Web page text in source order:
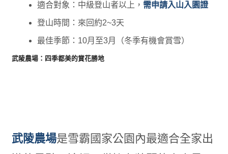
適合對象：中級登山者以上， 需申請入山入園證
登山時間：來回約2~3天
最佳季節：10月至3月（冬季有機會賞雪）
武陵農場：四季都美的賞花勝地
武陵農場是雪霸國家公園內最適合全家出